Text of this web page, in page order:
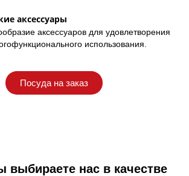
аксессуары
аксессуаров для удовлетворения
использования.
Посуда на заказ
выбираете нас в качестве